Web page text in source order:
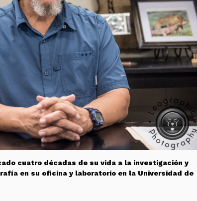
cuatro décadas de su vida a la investigación y
en su oficina y laboratorio en la Universidad de